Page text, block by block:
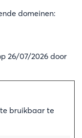
domeinen:
26/07/2026 door
bruikbaar te